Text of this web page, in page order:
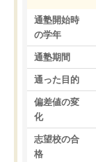
通塾開始時
の学年
通塾期間
通った目的
偏差値の変
化
志望校の合
格